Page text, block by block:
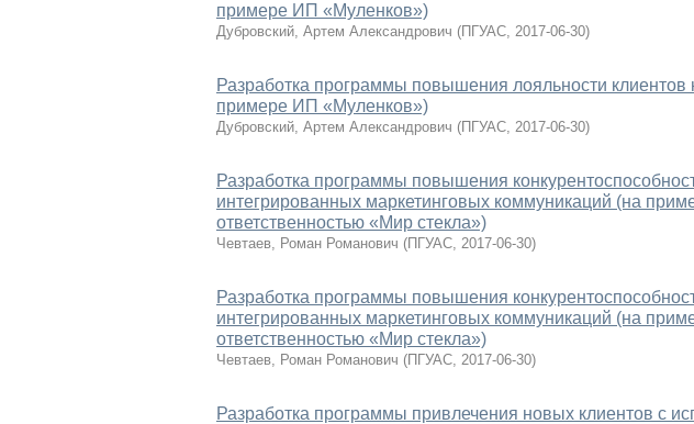
примере ИП «Муленков»)
Дубровский, Артем Александрович (ПГУАС, 2017-06-30)
Разработка программы повышения лояльности клиентов
примере ИП «Муленков»)
Дубровский, Артем Александрович (ПГУАС, 2017-06-30)
Разработка программы повышения
интегрированных маркетинговых коммуникаций (на
ответственностью «Мир стекла»)
Чевтаев, Роман Романович (ПГУАС, 2017-06-30)
Разработка программы повышения
интегрированных маркетинговых коммуникаций (на
ответственностью «Мир стекла»)
Чевтаев, Роман Романович (ПГУАС, 2017-06-30)
Разработка программы привлечения новых клиентов с